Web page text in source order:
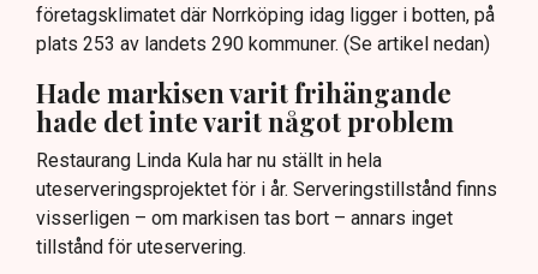
företagsklimatet där Norrköping idag ligger i botten, på
plats 253 av landets 290 kommuner. (Se artikel nedan)
Hade markisen varit frihängande
hade det inte varit något problem
Restaurang Linda Kula har nu ställt in hela
uteserveringsprojektet för i år. Serveringstillstånd finns
visserligen – om markisen tas bort – annars inget
tillstånd för uteservering.